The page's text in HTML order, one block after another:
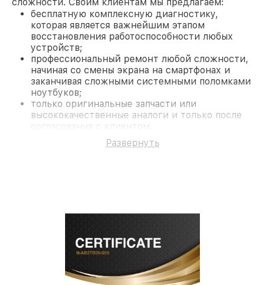
бесплатную комплексную диагностику,
которая является важнейшим этапом
восстановления работоспособности любых
устройств;
профессиональный ремонт любой сложности,
начиная со смены экрана на смартфонах и
заканчивая сложными системными поломками
ноутбуков;
только оригинальные запчасти или
высококачественные аналоги и только после
согласования с клиентом.
На все работы и замененные комплектующие
предоставляется длительная гарантия. В случае
современное оборудование и
лицензированное ПО в ремонтно-
диагностических мастерских;
собственный склад комплектующих, что
Развернуть